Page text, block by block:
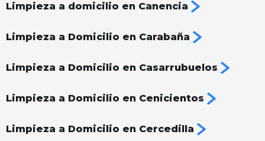
Limpieza a domicilio en Canencia
Limpieza a Domicilio en Carabaña
Limpieza a Domicilio en Casarrubuelos
Limpieza a Domicilio en Cenicientos
Limpieza a Domicilio en Cercedilla